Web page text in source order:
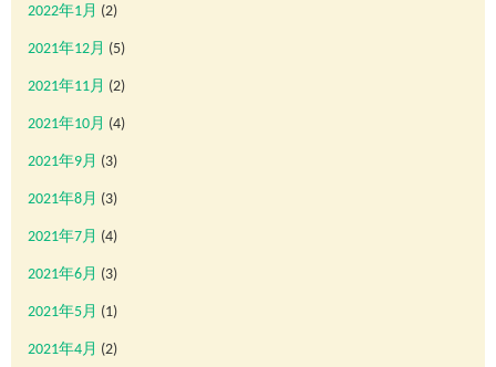
2022年1月 (2)
2021年12月 (5)
2021年11月 (2)
2021年10月 (4)
2021年9月 (3)
2021年8月 (3)
2021年7月 (4)
2021年6月 (3)
2021年5月 (1)
2021年4月 (2)